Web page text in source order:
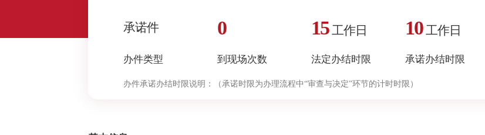
承诺件
办件类型
0
到现场次数
15工作日
法定办结时限
10工作日
承诺办结时限
办件承诺办结时限说明： （承诺时限为办理流程中“审查与决定”环节的计时时限）